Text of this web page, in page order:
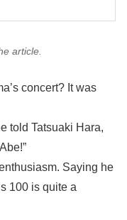
article.
concert? It was
told Tatsuaki Hara,
Saying he
100 is quite a